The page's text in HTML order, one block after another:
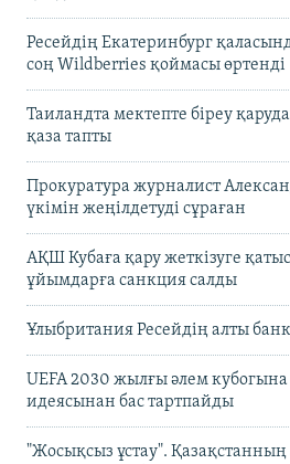
Ресейдің Екатеринбург
соң Wildberries қоймасы өртенді
Таиландта мектепте біреу
қаза тапты
Прокуратура журналист
үкімін жеңілдетуді сұраған
АҚШ Кубаға қару жеткізуге
ұйымдарға санкция салды
Ұлыбритания Ресейдің алты
UEFA 2030 жылғы әлем
идеясынан бас тартпайды
"Жосықсыз ұстау".